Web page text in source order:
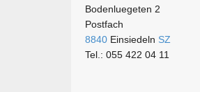
Bodenluegeten 2
Postfach
8840 Einsiedeln SZ
Tel.: 055 422 04 11